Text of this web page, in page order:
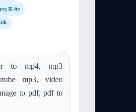
在 dip
slk
to mp4, mp3
mp3, video
to pdf, pdf to